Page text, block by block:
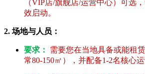
（VIP店/旗舰店/运营中心）可选
效启动。
2. 场地与人员：
要求：
需要您在当地具备或能租
常80-150㎡），并配备1-2名核心运